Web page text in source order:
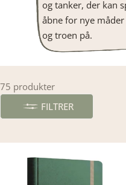
og tanker, der kan
åbne for nye
og troen på.
75 produkter
FILTRER